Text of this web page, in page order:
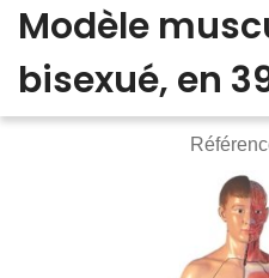
Modèle
bisexué, en